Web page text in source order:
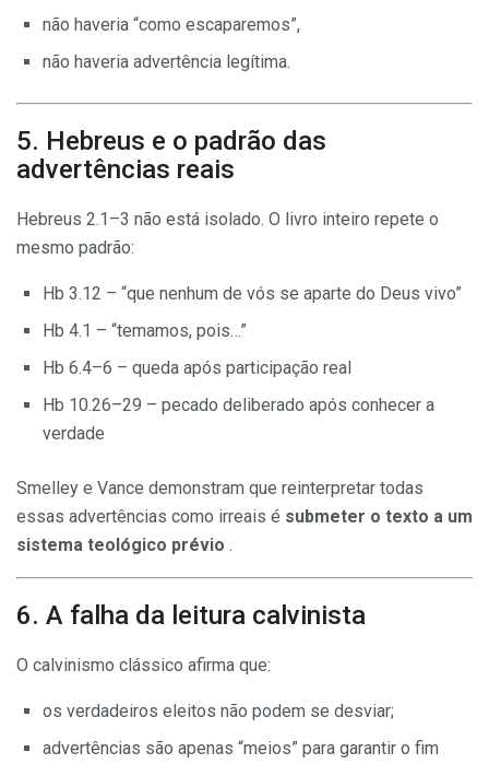
não haveria “como escaparemos”,
não haveria advertência legítima.
5. Hebreus e o padrão das
advertências reais
Hebreus 2.1–3 não está isolado. O livro inteiro repete o
mesmo padrão:
Hb 3.12 – “que nenhum de vós se aparte do Deus vivo”
Hb 4.1 – “temamos, pois…”
Hb 6.4–6 – queda após participação real
Hb 10.26–29 – pecado deliberado após conhecer a
verdade
Smelley e Vance demonstram que reinterpretar todas
essas advertências como irreais é submeter o texto a um
sistema teológico prévio .
6. A falha da leitura calvinista
O calvinismo clássico afirma que:
os verdadeiros eleitos não podem se desviar;
advertências são apenas “meios” para garantir o fim